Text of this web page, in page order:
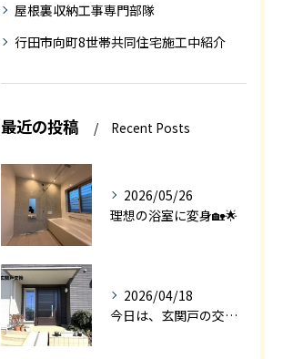
屋根裏収納工事専門部隊
行田市向町8世帯共同住宅施工中紹介
最近の投稿 Recent Posts
2026/05/26
理想の浴室に変身🏡🌟
2026/04/18
今日は、玄関戸の交換工事をご紹介します🚪✨。